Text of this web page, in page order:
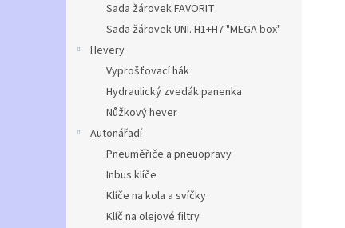
Sada žárovek FAVORIT
Sada žárovek UNI. H1+H7 "MEGA box"
Hevery
Vyprošťovací hák
Hydraulický zvedák panenka
Nůžkový hever
Autonářadí
Pneuměřiče a pneuopravy
Inbus klíče
Klíče na kola a svíčky
Klíč na olejové filtry